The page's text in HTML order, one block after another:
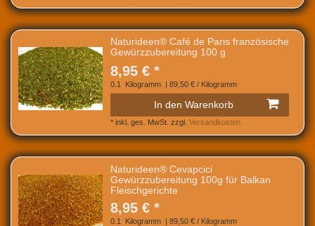
Naturideen® Café de Paris französische
Gewürzzubereitung 100 g
8,95 € *
0.1 Kilogramm | 89,50 € / Kilogramm
In den Warenkorb
* inkl. ges. MwSt. zzgl. Versandkosten
Naturideen® Cevapcici
Gewürzzubereitung 100g für Balkan
Fleischgerichte
8,95 € *
0.1 Kilogramm | 89,50 € / Kilogramm